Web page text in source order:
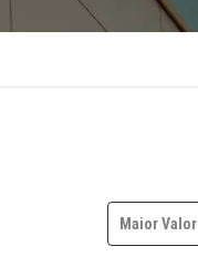
Maior Valor